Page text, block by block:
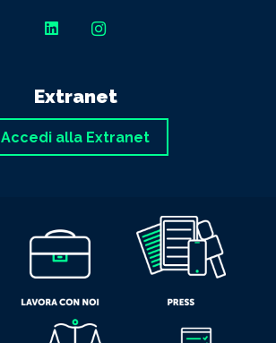
Extranet
Accedi alla Extranet